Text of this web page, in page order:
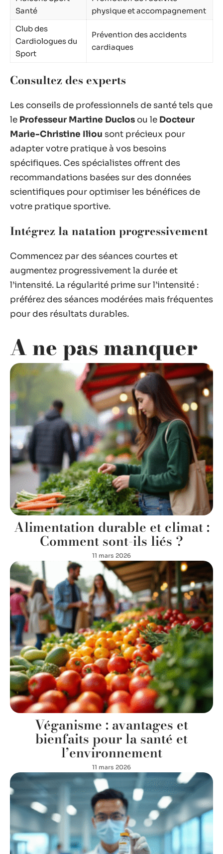
Santé
physique et accompagnement
Club des
Cardiologues du
Sport
Prévention des accidents
cardiaques
Consultez des experts
Les conseils de professionnels de santé tels que
le Professeur Martine Duclos ou le Docteur
Marie-Christine Iliou sont précieux pour
adapter votre pratique à vos besoins
spécifiques. Ces spécialistes offrent des
recommandations basées sur des données
scientifiques pour optimiser les bénéfices de
votre pratique sportive.
Intégrez la natation progressivement
Commencez par des séances courtes et
augmentez progressivement la durée et
l’intensité. La régularité prime sur l’intensité :
préférez des séances modérées mais fréquentes
pour des résultats durables.
A ne pas manquer
Alimentation durable et climat :
Comment sont-ils liés ?
11 mars 2026
Véganisme : avantages et
bienfaits pour la santé et
l’environnement
11 mars 2026